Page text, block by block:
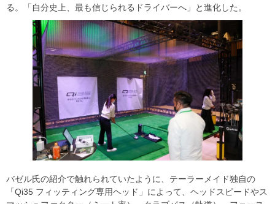
る。「自分史上、最も信じられるドライバーへ」と進化した。
バゼル氏の紹介で触れられていたように、テーラーメイド独自の
「Qi35 フィッティング専用ヘッド」によって、ヘッドスピードやス